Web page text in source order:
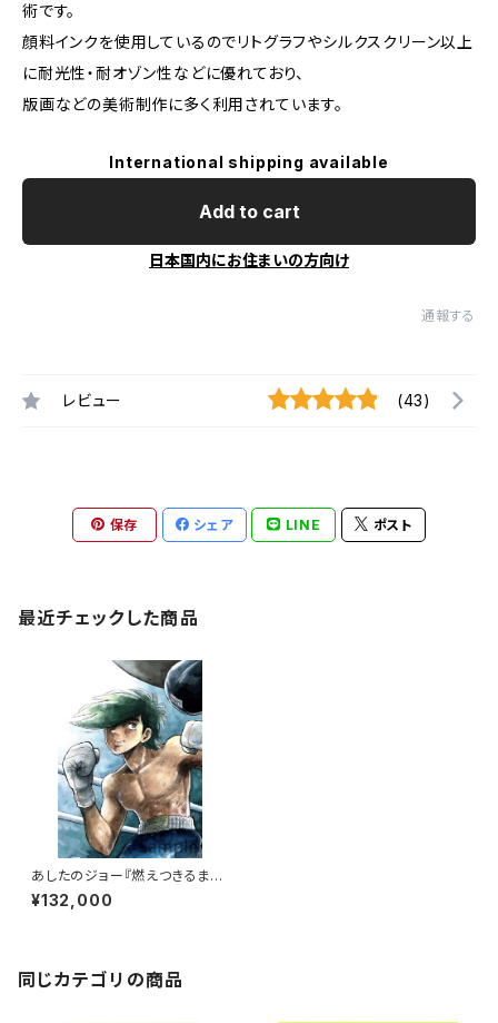
術です。
顔料インクを使用しているのでリトグラフやシルクスクリーン以上
に耐光性・耐オゾン性などに優れており、
版画などの美術制作に多く利用されています。
International shipping available
Add to cart
日本国内にお住まいの方向け
通報する
レビュー (43)
保存 シェア LINE ポスト
最近チェックした商品
あしたのジョー『燃えつきるま
で』 版画
¥132,000
同じカテゴリの商品